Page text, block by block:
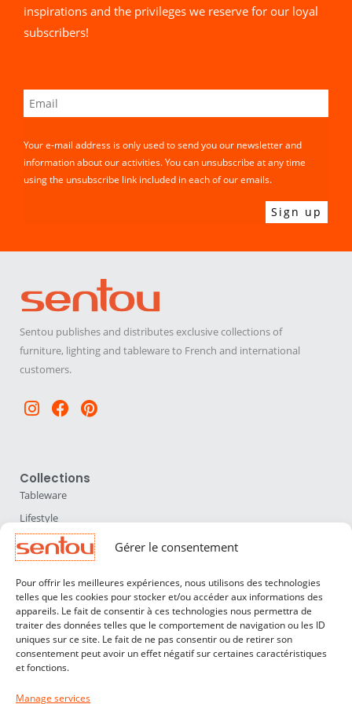
Gérer le consentement
Pour offrir les meilleures expériences, nous utilisons des technologies
telles que les cookies pour stocker et/ou accéder aux informations des
appareils. Le fait de consentir à ces technologies nous permettra de
traiter des données telles que le comportement de navigation ou les ID
uniques sur ce site. Le fait de ne pas consentir ou de retirer son
consentement peut avoir un effet négatif sur certaines caractéristiques
et fonctions.
Manage services
inspirations and the privileges we reserve for our loyal
subscribers!
Your e-mail address is only used to send you our newsletter and
information about our activities. You can unsubscribe at any time
using the unsubscribe link included in each of our emails.
Sentou publishes and distributes exclusive collections of
furniture, lighting and tableware to French and international
customers.
Instagram
Facebook
Pinterest
Collections
Tableware
Lifestyle
Home Accessories
Lighting
Furniture
Sentou
About us
Our designers